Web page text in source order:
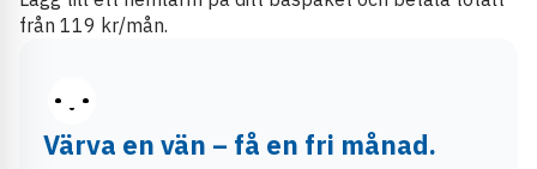
från 119 kr/mån.
Värva en vän – få en fri månad.